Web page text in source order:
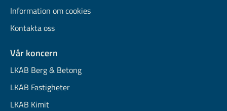
Information om cookies
Kontakta oss
Vår koncern
LKAB Berg & Betong
LKAB Fastigheter
LKAB Kimit